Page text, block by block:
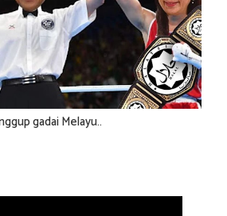
gadai Melayu..